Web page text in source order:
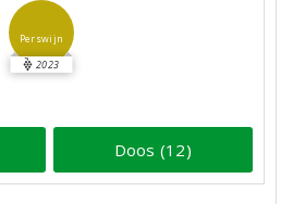
Perswijn
2023
Doos (12)